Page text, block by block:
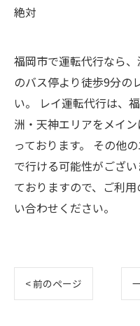
絶対
福岡市で運転代行なら
のバス停より徒歩9分の
い。 レイ運転代行は、
洲・天神エリアをメイ
っております。 その他
で行ける可能性がござ
ておりますので、ご利
い合わせください。
< 前のページ